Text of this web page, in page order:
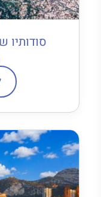
סודותיו